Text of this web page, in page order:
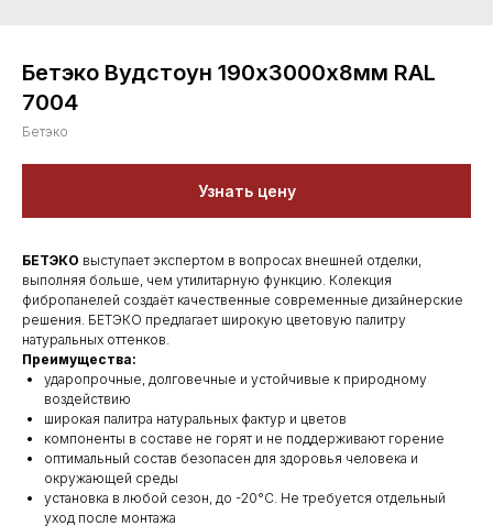
Бетэко Вудстоун 190х3000х8мм RAL
7004
Бетэко
Узнать цену
БЕТЭКО выступает экспертом в вопросах внешней отделки,
выполняя больше, чем утилитарную функцию. Колекция
фибропанелей создаёт качественные современные дизайнерские
решения. БЕТЭКО предлагает широкую цветовую палитру
натуральных оттенков.
Преимущества:
ударопрочные, долговечные и устойчивые к природному
воздействию
широкая палитра натуральных фактур и цветов
компоненты в составе не горят и не поддерживают горение
оптимальный состав безопасен для здоровья человека и
окружающей среды
установка в любой сезон, до -20°С. Не требуется отдельный
уход после монтажа